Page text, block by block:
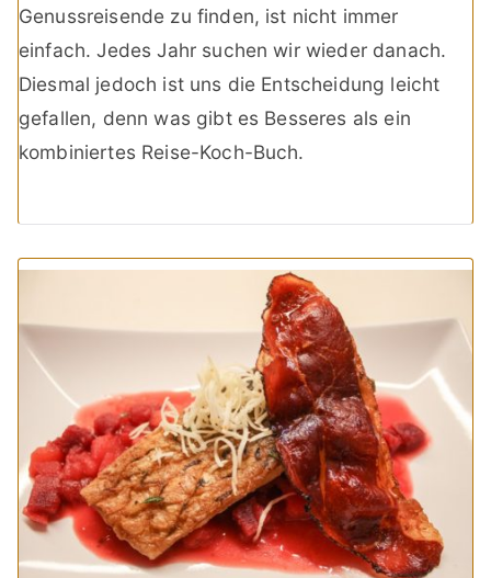
Genussreisende zu finden, ist nicht immer
einfach. Jedes Jahr suchen wir wieder danach.
Diesmal jedoch ist uns die Entscheidung leicht
gefallen, denn was gibt es Besseres als ein
kombiniertes Reise-Koch-Buch.